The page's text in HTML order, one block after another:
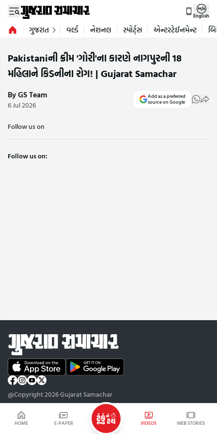
HOME E-PAPER VIDEOS WEB STORIES
English
ગુજરાત વર્લ્ડ નેશનલ સ્પોર્ટ્સ એન્ટરટેઈનમેન્ટ
Pakistaniની ક્રીમ 'ગોરી'ના કારણે નાગપુરની 18
મહિલાને કિડનીના રોગ! | Gujarat Samachar
By GS Team
6 Jul 2026
Add as a preferred
source on Google
Follow us on
Follow us on:
@Copyright 2026 Gujarat Samachar